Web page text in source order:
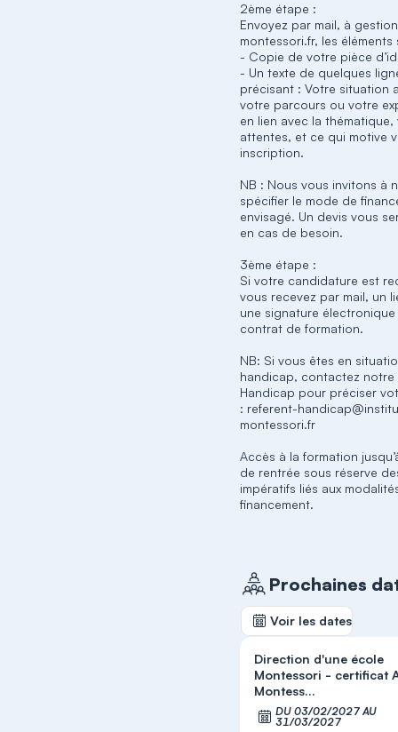
2ème étape :
Envoyez par mail, à
montessori.fr, les éléments
- Copie de votre pièce
- Un texte de quelques
précisant : Votre situation
votre parcours ou votre
en lien avec la thématique,
attentes, et ce qui motive
inscription.
NB : Nous vous invitons à
spécifier le mode de
envisagé. Un devis vous
en cas de besoin.
3ème étape :
Si votre candidature est
vous recevez par mail, un
une signature
contrat de formation.
NB: Si vous êtes en
handicap, contactez notre
Handicap pour préciser
: referent-
montessori.fr
Accès à la formation
de rentrée sous réserve
impératifs liés aux
financement.
Prochaines
Voir les dates
Direction d'une école
Montessori - certificat
Montess...
DU 03/02/2027 AU
31/03/2027